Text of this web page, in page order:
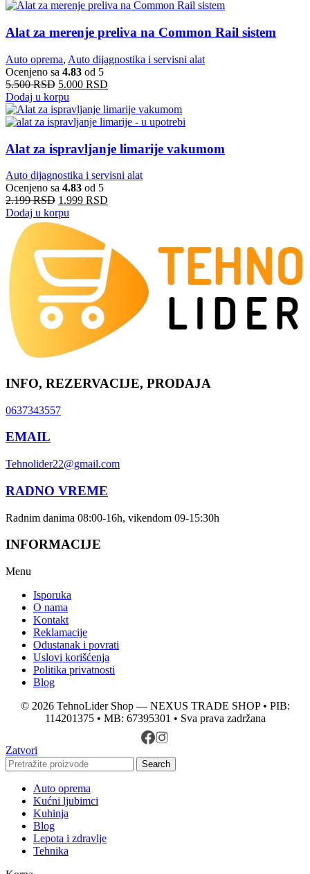
Alat za merenje preliva na Common Rail sistem
Auto oprema, Auto dijagnostika i servisni alat
Ocenjeno sa 4.83 od 5
5.500RSD 5.000 RSD
Dodaj u korpu
Alat za ispravljanje limarije vakumom
Auto dijagnostika i servisni alat
Ocenjeno sa 4.83 od 5
2.199RSD 1.999 RSD
Dodaj u korpu
INFO, REZERVACIJE, PRODAJA
0637343557
EMAIL
Tehnolider22@gmail.com
RADNO VREME
Radnim danima 08:00-16h, vikendom 09-15:30h
INFORMACIJE
Menu
Isporuka
O nama
Kontakt
Reklamacije
Odustanak i povrati
Uslovi korišćenja
Politika privatnosti
Blog
© 2026 TehnoLider Shop — NEXUS TRADE SHOP • PIB:
114201375 • MB: 67395301 • Sva prava zadržana
Zatvori
Search
Auto oprema
Kućni ljubimci
Kuhinja
Blog
Lepota i zdravlje
Tehnika